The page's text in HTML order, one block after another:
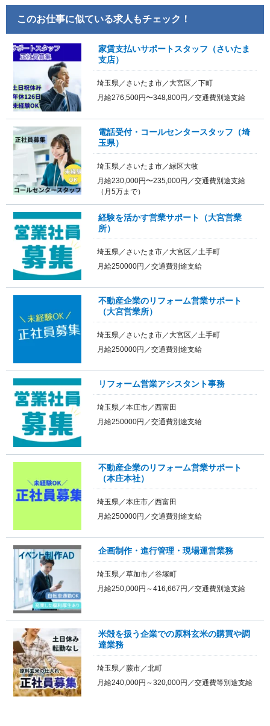
このお仕事に似ている求人もチェック！
家賃支払いサポートスタッフ（さいたま
支店）
埼玉県／さいたま市／大宮区／下町
月給276,500円〜348,800円／交通費別途支給
電話受付・コールセンタースタッフ（埼
玉県）
埼玉県／さいたま市／緑区大牧
月給230,000円〜235,000円／交通費別途支給
（月5万まで）
経験を活かす営業サポート（大宮営業
所）
埼玉県／さいたま市／大宮区／土手町
月給250000円／交通費別途支給
不動産企業のリフォーム営業サポート
（大宮営業所）
埼玉県／さいたま市／大宮区／土手町
月給250000円／交通費別途支給
リフォーム営業アシスタント事務
埼玉県／本庄市／西富田
月給250000円／交通費別途支給
不動産企業のリフォーム営業サポート
（本庄本社）
埼玉県／本庄市／西富田
月給250000円／交通費別途支給
企画制作・進行管理・現場運営業務
埼玉県／草加市／谷塚町
月給250,000円～416,667円／交通費別途支給
米殻を扱う企業での原料玄米の購買や調
達業務
埼玉県／蕨市／北町
月給240,000円～320,000円／交通費等別途支給